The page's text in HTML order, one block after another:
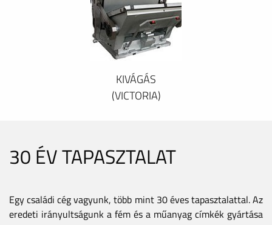
KIVÁGÁS
(VICTORIA)
30 ÉV TAPASZTALAT
Egy családi cég vagyunk, több mint 30 éves tapasztalattal. Az
eredeti irányultságunk a fém és a műanyag címkék gyártása